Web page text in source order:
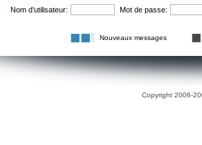
Nom d’utilisateur: Mot de passe:
Nouveaux messages
Copyright 2006-